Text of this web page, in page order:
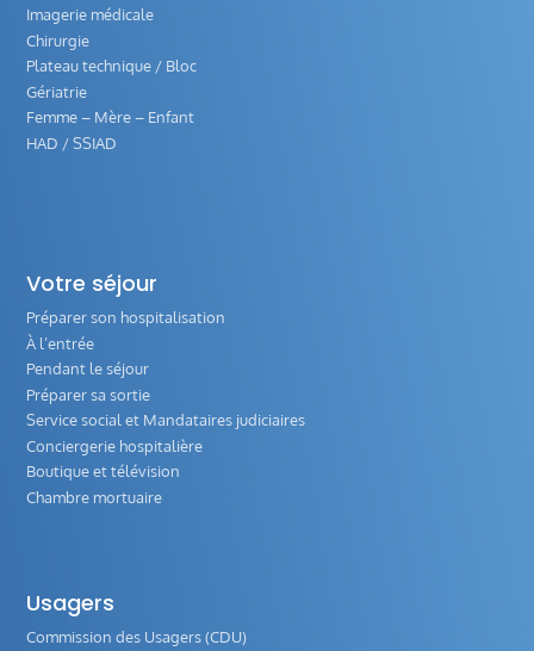
Imagerie médicale
Chirurgie
Plateau technique / Bloc
Gériatrie
Femme – Mère – Enfant
HAD / SSIAD
Votre séjour
Préparer son hospitalisation
À l’entrée
Pendant le séjour
Préparer sa sortie
Service social et Mandataires judiciaires
Conciergerie hospitalière
Boutique et télévision
Chambre mortuaire
Usagers
Commission des Usagers (CDU)